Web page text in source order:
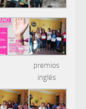
premios
inglés